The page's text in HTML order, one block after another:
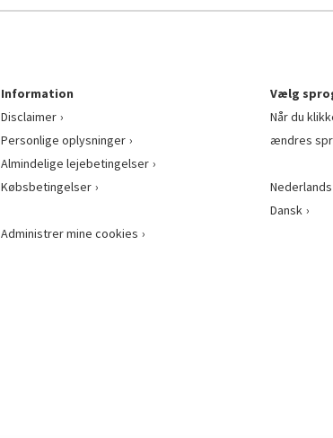
Information
Disclaimer
Personlige oplysninger
Almindelige lejebetingelser
Købsbetingelser
Administrer mine cookies
Vælg
Når du
ændres
Nederlands
Dansk